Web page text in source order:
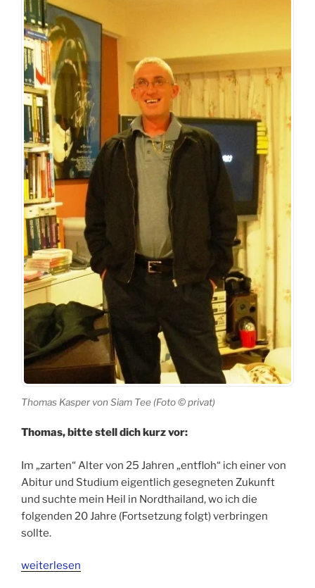
Thomas Kasper von Siam Tee (Foto © privat)
Thomas, bitte stell dich kurz vor:
Im „zarten“ Alter von 25 Jahren „entfloh“ ich einer von
Abitur und Studium eigentlich gesegneten Zukunft
und suchte mein Heil in Nordthailand, wo ich die
folgenden 20 Jahre (Fortsetzung folgt) verbringen
sollte.
„Fragen
weiterlesen